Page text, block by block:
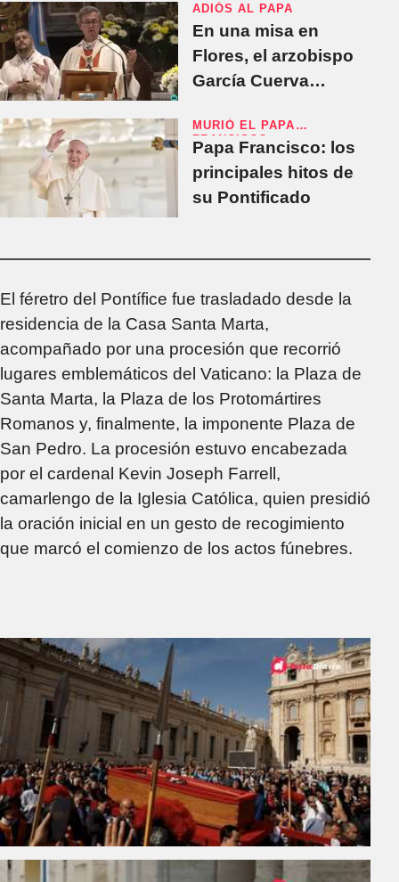
ADIÓS AL PAPA
En una misa en
Flores, el arzobispo
García Cuerva
Francisco: “Fue el
padre de todos"
MURIÓ EL PAPA
FRANCISCO
Papa Francisco: los
principales hitos de
su Pontificado
El féretro del Pontífice fue trasladado desde la
residencia de la Casa Santa Marta,
acompañado por una procesión que recorrió
lugares emblemáticos del Vaticano: la Plaza de
Santa Marta, la Plaza de los Protomártires
Romanos y, finalmente, la imponente Plaza de
San Pedro. La procesión estuvo encabezada
por el cardenal Kevin Joseph Farrell,
camarlengo de la Iglesia Católica, quien presidió
la oración inicial en un gesto de recogimiento
que marcó el comienzo de los actos fúnebres.